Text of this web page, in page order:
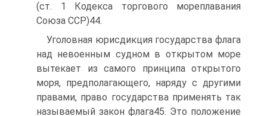
(ст. 1 Кодекса торгового мореплавания
Союза ССР)44.
Уголовная юрисдикция государства флага
над невоенным судном в открытом море
вытекает из самого принципа открытого
моря, предполагающего, наряду с другими
правами, право государства применять так
называемый закон флага45. Это положение